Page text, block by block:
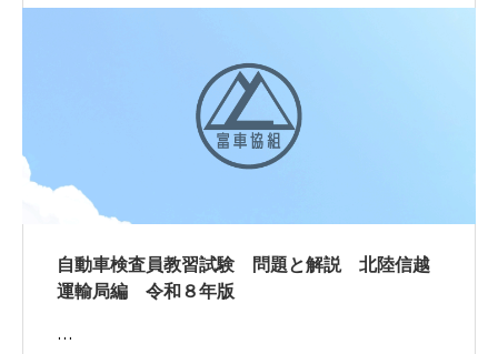
自動車検査員教習試験 問題と解説 北陸信越
運輸局編 令和８年版
…